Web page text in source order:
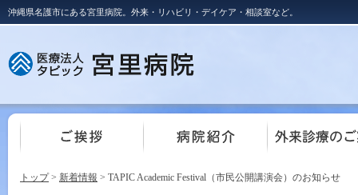
沖縄県名護市にある宮里病院。外来・リハビリ・デイケア・相談室など。
トップ> 新着情報 > TAPIC Academic Festival（市民公開講演会）のお知らせ